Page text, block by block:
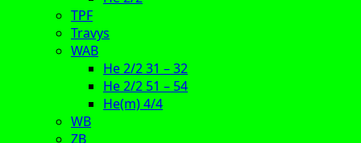
TPF
Travys
WAB
He 2/2 31 – 32
He 2/2 51 – 54
He(m) 4/4
WB
ZB